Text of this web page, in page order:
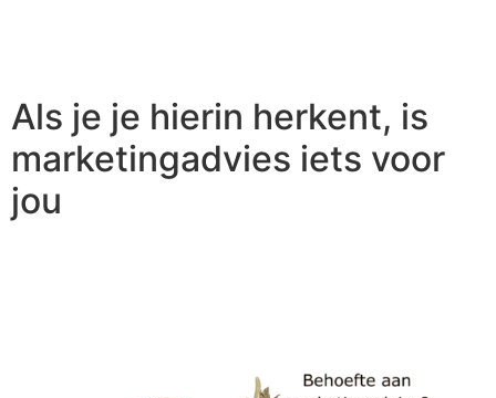
Als je je hierin herkent, is
marketingadvies iets voor
jou